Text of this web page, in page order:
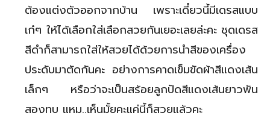
ต้องแต่งตัวออกจากบ้าน เพราะเดี๋ยวนี้มีเดรสแบบ
เก๋ๆ ให้ได้เลือกใส่เลือกสวยกันเยอะเลยล่ะคะ ชุดเดรส
สีดำก็สามารถใส่ให้สวยได้ด้วยการนำสีของเครื่อง
ประดับมาตัดกันคะ อย่างการคาดเข็มขัดผ้าสีแดงเส้น
เล็กๆ หรือว่าจะเป็นสร้อยลูกปัดสีแดงเส้นยาวพัน
สองทบ แหม..เห็นมั้ยคะแค่นี้ก็สวยแล้วคะ